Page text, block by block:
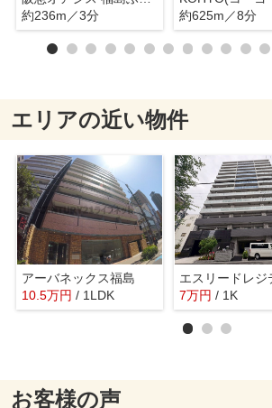
約236m／3分
約625m／8分
エリアの近い物件
アーバネックス福島
10.5万円 / 1LDK
7万円 / 1K
お客様の声